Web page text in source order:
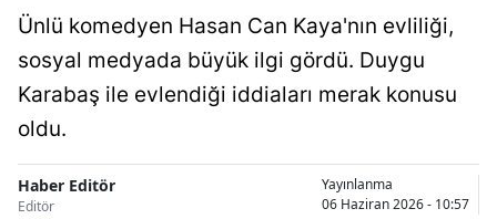
Antalya
Artvin
Balıkesir
Bilecik
Ünlü komedyen Hasan Can Kaya'nın evliliği,
sosyal medyada büyük ilgi gördü. Duygu
Karabaş ile evlendiği iddiaları merak konusu
oldu.
Haber Editör
Editör
Yayınlanma
06 Haziran 2026 - 10:57